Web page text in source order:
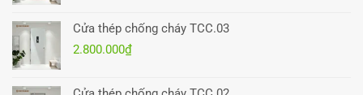
Cửa thép chống cháy TCC.03
2.800.000₫